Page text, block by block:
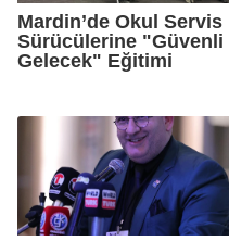
Mardin’de Okul Servis
Sürücülerine "Güvenli
Gelecek" Eğitimi